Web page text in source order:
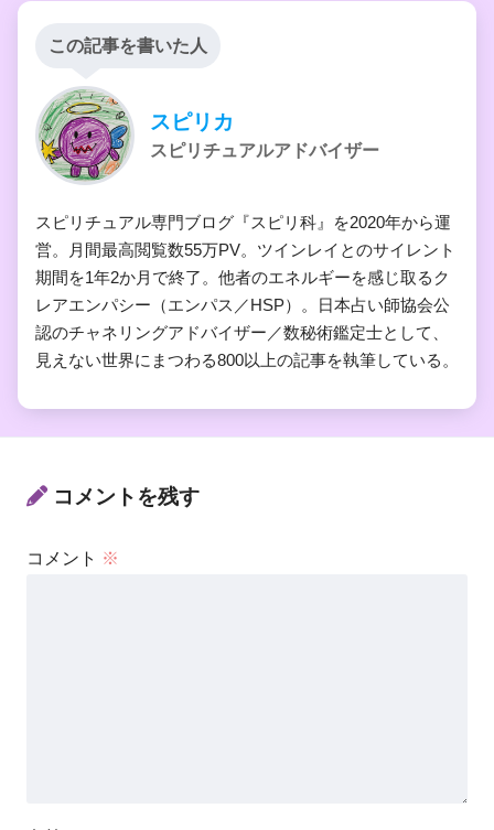
この記事を書いた人
スピリカ
スピリチュアルアドバイザー
スピリチュアル専門ブログ『スピリ科』を2020年から運
営。月間最高閲覧数55万PV。ツインレイとのサイレント
期間を1年2か月で終了。他者のエネルギーを感じ取るク
レアエンパシー（エンパス／HSP）。日本占い師協会公
認のチャネリングアドバイザー／数秘術鑑定士として、
見えない世界にまつわる800以上の記事を執筆している。
コメントを残す
コメント ※